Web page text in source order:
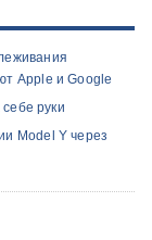
Apple и Google
себе руки
Model Y через